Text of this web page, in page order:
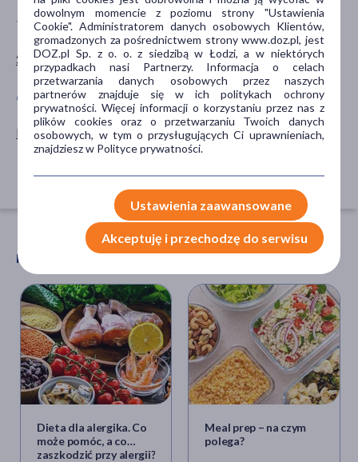
TYP PRODUKTU
Środki spożywcze
POSTAĆ
ziarna
GŁÓWNY SKŁADNIK
kasza
SPECYFIKA
Certyfikowane surowce
Produkt naturalny
Produkty sypkie
POLECANE ARTYKUŁY
Dieta dla alergika. Co
może pomóc, a co
zaszkodzić przy alergii?
Meal prep – na czym
polega?
dowolnym momencie z poziomu strony "Ustawienia
Cookie". Administratorem danych osobowych Klientów,
gromadzonych za pośrednictwem strony www.doz.pl, jest
DOZ.pl Sp. z o. o. z siedzibą w Łodzi, a w niektórych
przypadkach nasi Partnerzy. Informacja o celach
przetwarzania danych osobowych przez naszych
partnerów znajduje się w ich politykach ochrony
prywatności. Więcej informacji o korzystaniu przez nas z
plików cookies oraz o przetwarzaniu Twoich danych
osobowych, w tym o przysługujących Ci uprawnieniach,
znajdziesz w Polityce prywatności.
Ustawienia zaawansowane
Akceptuję i przechodzę do serwisu